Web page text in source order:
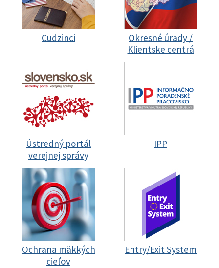
Cudzinci
Okresné úrady /
Klientske centrá
Ústredný portál
verejnej správy
IPP
Ochrana mäkkých
cieľov
Entry/Exit System